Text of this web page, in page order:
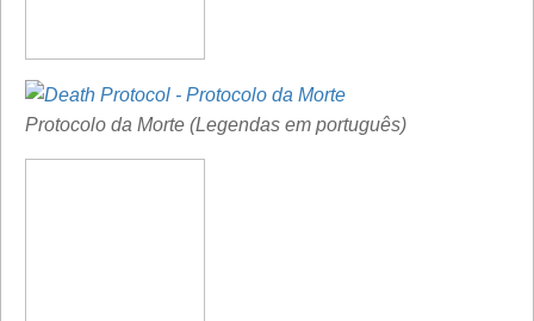
Protocolo da Morte (Legendas em português)